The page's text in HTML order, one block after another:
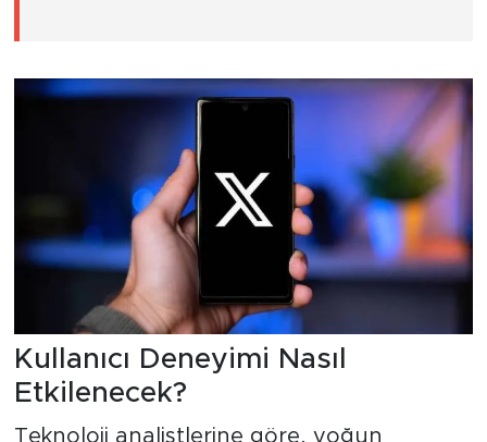
Kullanıcı Deneyimi Nasıl
Etkilenecek?
Teknoloji analistlerine göre, yoğun